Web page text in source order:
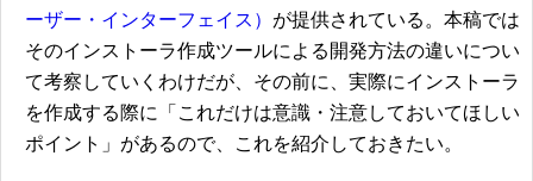
ーザー・インターフェイス） が提供されている。本稿では
そのインストーラ作成ツールによる開発方法の違いについ
て考察していくわけだが、その前に、実際にインストーラ
を作成する際に「これだけは意識・注意しておいてほしい
ポイント」があるので、これを紹介しておきたい。